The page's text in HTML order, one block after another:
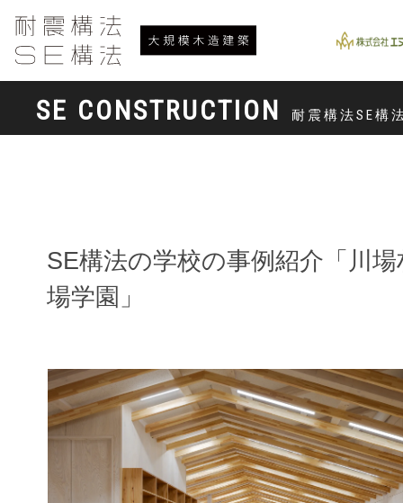
SE CONSTRUCTION 耐震構法SE構
SE構法の学校の事例紹介「川
場学園」